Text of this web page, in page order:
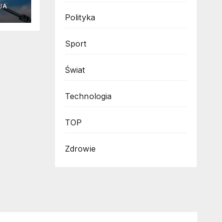
Polityka
Sport
Świat
Technologia
TOP
Zdrowie